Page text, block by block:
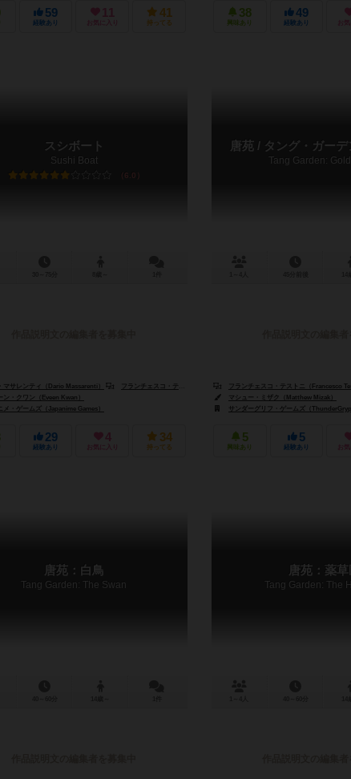
59
経験あり
11
お気に入り
41
持ってる
38
興味あり
49
経験あり お
ーフィン・ミープル・チャイナ（Surfin' Meeple China）
スシボート
Sushi Boat
6.0
マサレンティ（Dario Massarenti）
フランチェスコ・テストニ（Francesco Testini）
ン・クワン（Eveen Kwan）
メ・ゲームズ（Japanime Games）
29
経験あり
4
お気に入り
34
持ってる
唐苑 / タング・ガー
Tang Garden:
フランチェスコ・テストニ（Francesco
マシュー・ミザク（Matthew Mizak）
サンダーグリフ・ゲームズ（
5
興味あり
5
経験あり お
唐苑：白鳥
Tang Garden: The Swan
唐苑：薬草
Tang Garden: The